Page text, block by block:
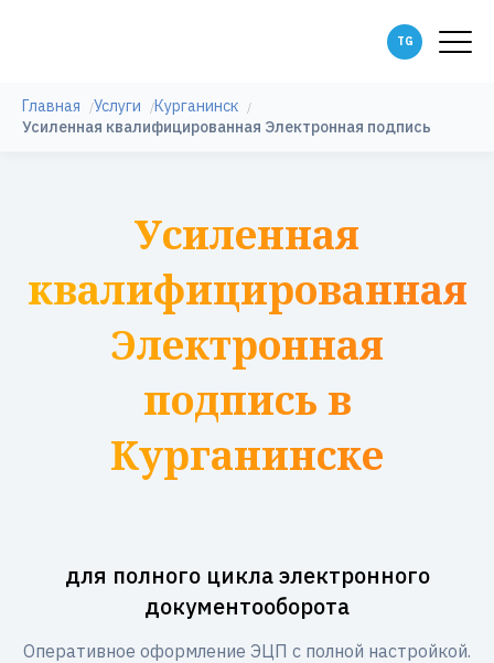
Главная Услуги
Курганинск
Усиленная квалифицированная Электронная подпись
Усиленная
квалифицированная
Электронная
подпись в
Курганинске
для полного цикла электронного
документооборота
Оперативное оформление ЭЦП с полной настройкой.